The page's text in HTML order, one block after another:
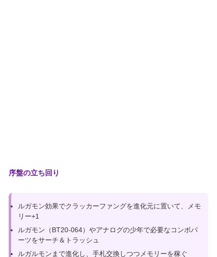
序盤の立ち回り
ルガモン効果でクラッカーファングを進化元に置いて、メモ
リー+1
ルガモン（BT20-064）やアナログの少年で必要なコンボパ
ーツをサーチ＆トラッシュ
ルガルモンまで進化し、手札交換しつつメモリーを稼ぐ